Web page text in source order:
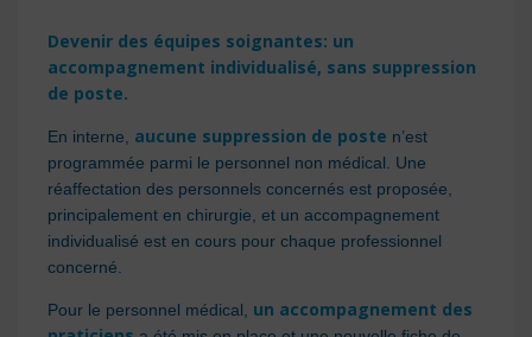
Devenir des équipes soignantes: un
accompagnement individualisé, sans suppression
de poste.
En interne, aucune suppression de poste n’est
programmée parmi le personnel non médical. Une
réaffectation des personnels concernés est proposée,
principalement en chirurgie, et un accompagnement
individualisé est en cours pour chaque professionnel
concerné.
Pour le personnel médical, un accompagnement des